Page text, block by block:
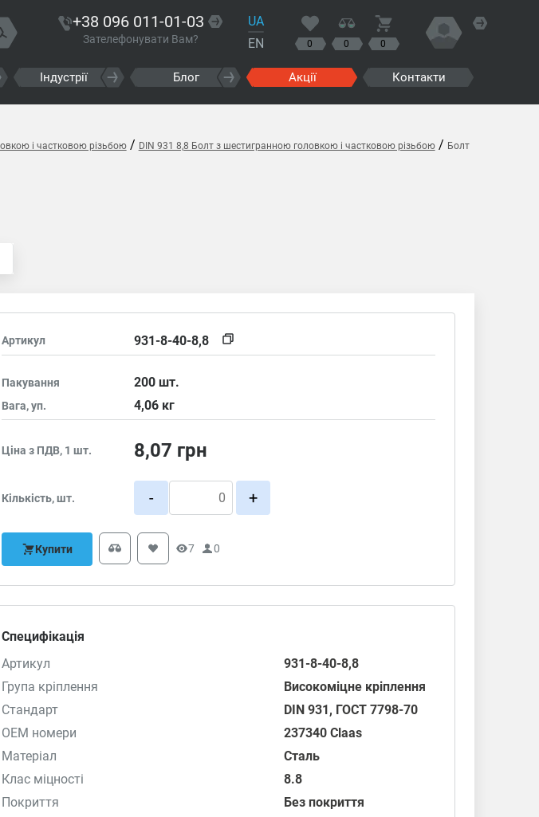
+38 096 011-01-03
Зателефонувати Вам?
UA
EN
0 0 0
Індустрії Блог Акції Контакти
і частковою різьбою/ DIN 931 8,8 Болт з шестигранною головкою і частковою різьбою/ Болт
Артикул 931-8-40-8,8
Пакування 200шт.
Вага, уп. 4,06 кг
Ціна з ПДВ, 1 шт. 8,07 грн
Кількість, шт. - +
Купити 7 0
Специфікація
Артикул
931-8-40-8,8
Група кріплення
Високоміцне кріплення
Стандарт
DIN 931, ГОСТ 7798-70
OEM номери
237340 Claas
Матеріал
Сталь
Клас міцності
8.8
Покриття
Без покриття